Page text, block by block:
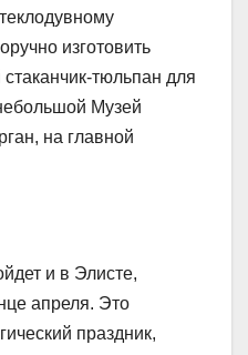
изготовить
тюльпан для
Музей
на главной
и в Элисте,
апреля. Это
праздник,